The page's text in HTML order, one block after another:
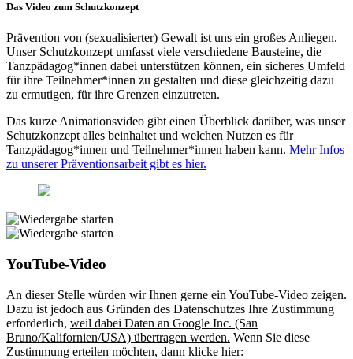
Das Video zum Schutz­kon­zept
Prävention von (sexualisierter) Gewalt ist uns ein großes Anliegen.
Unser Schutz­kon­zept umfasst viele verschiedene Bausteine, die
Tanzpädagog*innen dabei unterstützen können, ein sicheres Umfeld
für ihre Teilnehmer*innen zu gestalten und diese gleichzeitig dazu
zu ermutigen, für ihre Grenzen einzutreten.
Das kurze Animationsvideo gibt einen Überblick darüber, was unser
Schutz­kon­zept alles beinhaltet und welchen Nutzen es für
Tanzpädagog*innen und Teilnehmer*innen haben kann. Mehr Infos
zu unserer Präventionsarbeit gibt es hier.
YouTube-Video
An dieser Stelle würden wir Ihnen gerne ein YouTube-Video zeigen.
Dazu ist jedoch aus Gründen des Datenschutzes Ihre Zustimmung
erforderlich, weil dabei Daten an Google Inc. (San
Bruno/Kalifornien/USA) übertragen werden. Wenn Sie diese
Zustimmung erteilen möchten, dann klicke hier: